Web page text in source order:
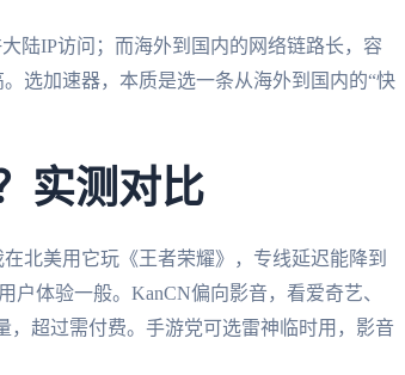
陆IP访问；而海外到国内的网络链路长，容
选加速器，本质是选一条从海外到国内的“快
实测对比
北美用它玩《王者荣耀》，专线延迟能降到
户体验一般。KanCN偏向影音，看爱奇艺、
，超过需付费。手游党可选雷神临时用，影音